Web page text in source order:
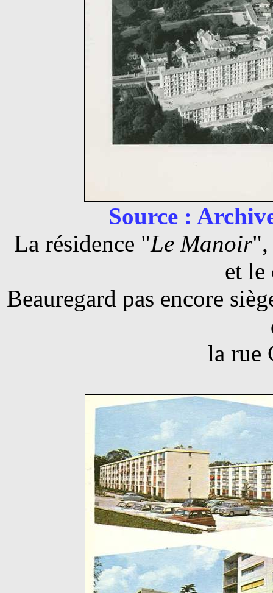
Source :
La résidence "Le Manoir",
et le
Beauregard pas encore
la rue